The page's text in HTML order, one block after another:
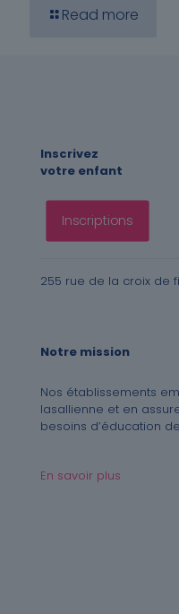
Read more
Inscrivez
votre enfant
Inscriptions
255 rue de la croix de
Notre mission
Nos établissements
lasallienne et en
besoins d’éducation
En savoir plus